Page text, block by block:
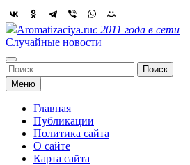
Skip
to
content
Aromatizaciya.ruс 2011 года в сети
Случайные новости
Найти:
Меню
Главная
Публикации
Политика сайта
О сайте
Карта сайта